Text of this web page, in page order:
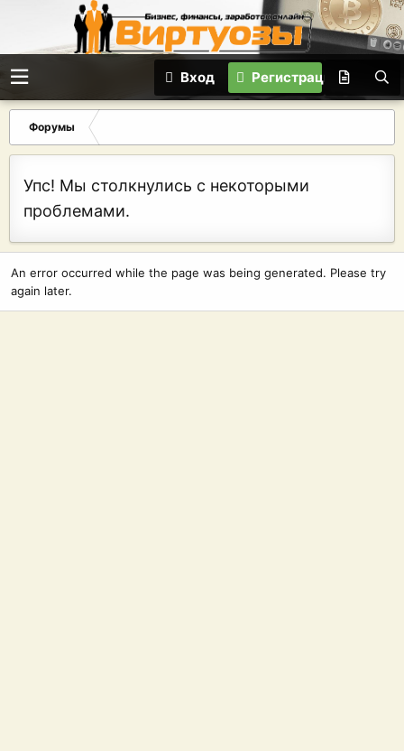
Вход Регистрация
Форумы
Упс! Мы столкнулись с некоторыми
проблемами.
An error occurred while the page was being generated. Please try
again later.